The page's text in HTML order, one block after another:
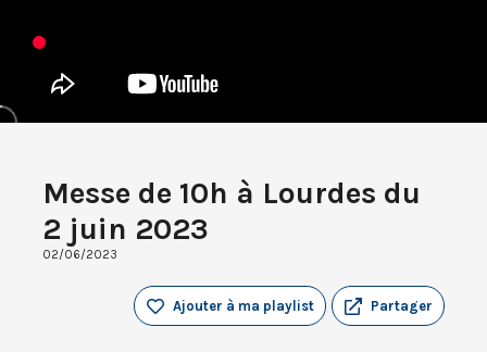
Messe de 10h à Lourdes du
2 juin 2023
02/06/2023
Partager
Ajouter à ma playlist